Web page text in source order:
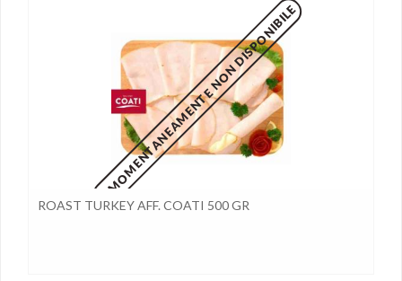
MOMENTANEAMENTE NON DISPONIBILE
ROAST TURKEY AFF. COATI 500 GR